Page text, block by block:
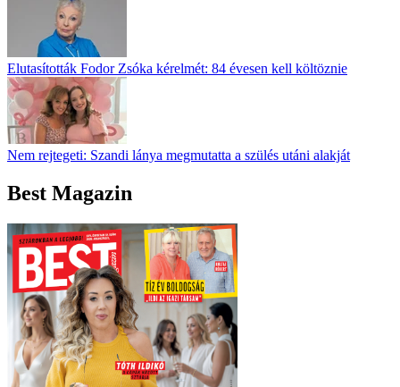
Elutasították Fodor Zsóka kérelmét: 84 évesen kell költöznie
Nem rejtegeti: Szandi lánya megmutatta a szülés utáni alakját
Best Magazin